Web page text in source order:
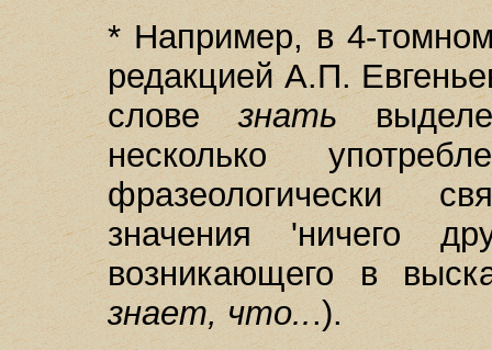
* Например, в 4-
редакцией А.П.
словезнать
несколько
фразеологически
значения 'ничего
возникающего в
знает, что...).